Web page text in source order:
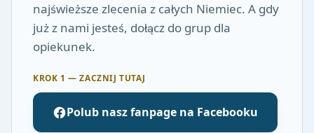
najświeższe zlecenia z całych Niemiec. A gdy
już z nami jesteś, dołącz do grup dla
opiekunek.
KROK 1 — ZACZNIJ TUTAJ
Polub nasz fanpage na Facebooku